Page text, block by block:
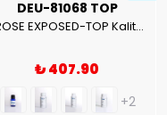
DEU-81068 TOP
| ROSE EXPOSED-TOP Kalite Unısex Parfüm Esansı.|
₺ 407.90
+2